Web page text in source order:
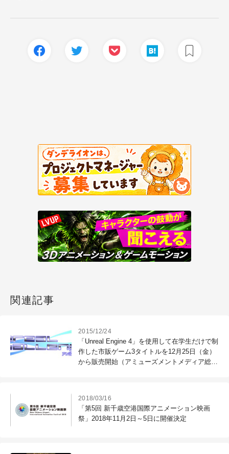
関連記事
2015/12/24
「Unreal Engine 4」を使用して在学生だけで制
作した市販ゲーム3タイトルを12月25日（金）
から販売開始（アミューズメントメディア総合
2018/03/16
「第5回 新千歳空港国際アニメーション映画
祭」2018年11月2日～5日に開催決定